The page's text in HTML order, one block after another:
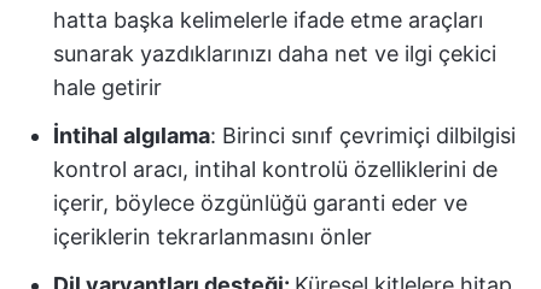
hatta başka kelimelerle ifade etme araçları
sunarak yazdıklarınızı daha net ve ilgi çekici
hale getirir
İntihal algılama: Birinci sınıf çevrimiçi dilbilgisi
kontrol aracı, intihal kontrolü özelliklerini de
içerir, böylece özgünlüğü garanti eder ve
içeriklerin tekrarlanmasını önler